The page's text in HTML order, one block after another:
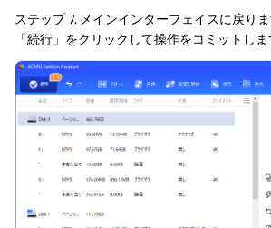
ステップ 7. メインインターフェイスに戻り
「続行」をクリックして操作をコミットしま